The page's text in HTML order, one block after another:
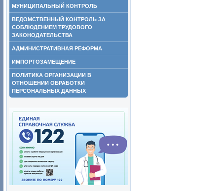
МУНИЦИПАЛЬНЫЙ КОНТРОЛЬ
ВЕДОМСТВЕННЫЙ КОНТРОЛЬ ЗА
СОБЛЮДЕНИЕМ ТРУДОВОГО
ЗАКОНОДАТЕЛЬСТВА
АДМИНИСТРАТИВНАЯ РЕФОРМА
ИМПОРТОЗАМЕЩЕНИЕ
ПОЛИТИКА ОРГАНИЗАЦИИ В
ОТНОШЕНИИ ОБРАБОТКИ
ПЕРСОНАЛЬНЫХ ДАННЫХ